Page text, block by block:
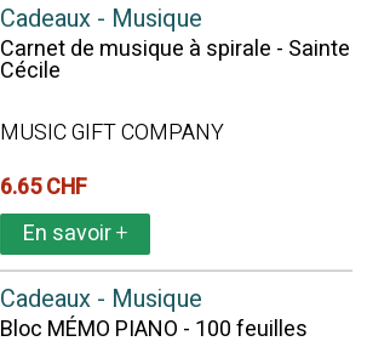
Cadeaux - Musique
Carnet de musique à spirale - Sainte
Cécile
MUSIC GIFT COMPANY
6.65 CHF
En savoir+
Cadeaux - Musique
Bloc MÉMO PIANO - 100 feuilles